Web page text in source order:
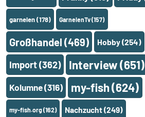
garnelen(178) GarnelenTv(157)
Großhandel (469) Hobby(254)
Import(362) Interview(651)
Kolumne(316) my-fish(624)
my-fish.org(162) Nachzucht(249)